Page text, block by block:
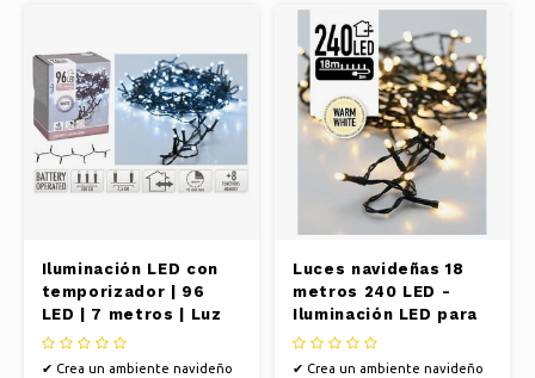
Iluminación LED con
temporizador | 96
LED | 7 metros | Luz
blanca | 8
configuraciones
✔ Crea un ambiente navideño
Luces navideñas 18
metros 240 LED -
Iluminación LED para
exterior - Blanco
cálido
✔ Crea un ambiente navideño